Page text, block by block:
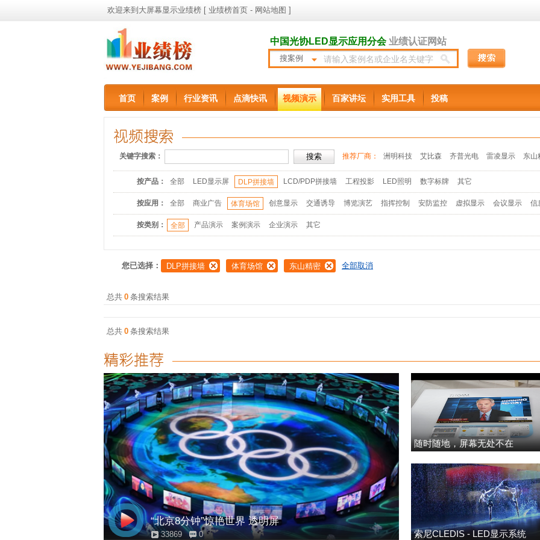
欢迎来到大屏幕显示业绩榜 [ 业绩榜首页 - 网站地图 ]
中国光协LED显示应用分会业绩认证网站
搜案例
首页 案例 行业资讯 点滴快讯 视频演示 百家讲坛 实用工具 投稿
关键字搜索： 推荐厂商： 洲明科技 艾比森 齐普光电 雷凌显示 东山
按产品： 全部 LED显示屏 DLP拼接墙 LCD/PDP拼接墙 工程投影 LED照明 数字标牌 其它
按应用： 全部 商业广告 体育场馆 创意显示 交通诱导 博览演艺 指挥控制 安防监控 虚拟显示 会议显示 信
按类别： 全部 产品演示 案例演示 企业演示 其它
您已选择： DLP拼接墙 体育场馆 东山精密 全部取消
总共 0 条搜索结果
总共 0 条搜索结果
“北京8分钟”惊艳世界 透明屏
33869 0
随时随地，屏幕无处不在
索尼CLEDIS - LED显示系统